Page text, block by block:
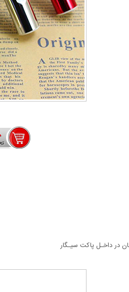
در داخـل پاکت سیـگار